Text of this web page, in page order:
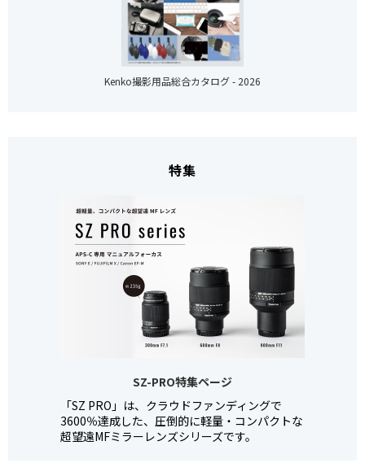
Kenko撮影用品総合カタログ - 2026
特集
SZ-PRO特集ページ
「SZ PRO」は、クラウドファンディングで
3600％達成した、圧倒的に軽量・コンパクトな
超望遠MFミラーレンズシリーズです。